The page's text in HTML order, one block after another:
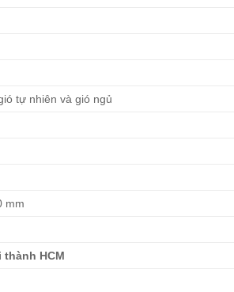
tự nhiên và gió ngủ
mm
thành HCM